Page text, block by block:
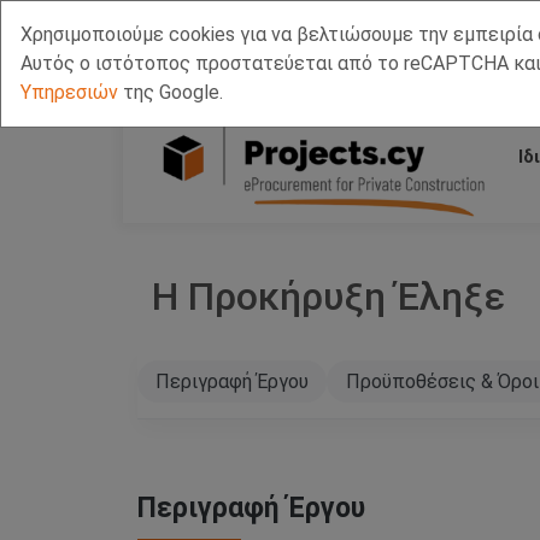
Χρησιμοποιούμε cookies για να βελτιώσουμε την
Αυτός ο ιστότοπος προστατεύεται από το reCAPTCHA και
Υπηρεσιών της Google.
Call UsFacebookLinkedInViber Chat +357 97443393
WhatsApp Chat
Η Προκήρυξη Έληξε
Περιγραφή Έργου Προϋποθέσεις & Όροι
Περιγραφή Έργου